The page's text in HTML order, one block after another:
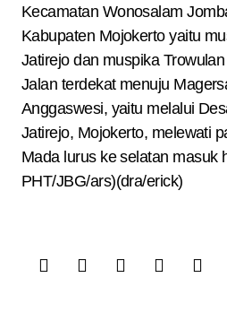
Kecamatan Wonosalam
Kabupaten Mojokerto yaitu
Jatirejo dan muspika Trowulan
Jalan terdekat menuju
Anggaswesi, yaitu melalui
Jatirejo, Mojokerto, melewati
Mada lurus ke selatan masuk
PHT/JBG/ars)(dra/erick)